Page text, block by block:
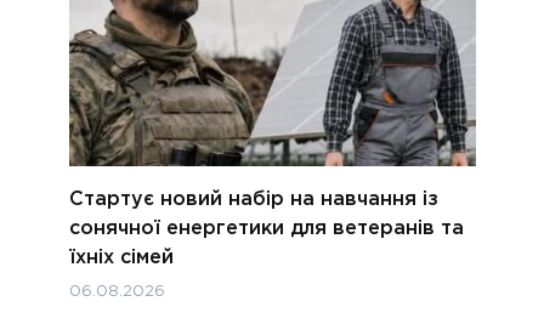
Стартує новий набір на навчання із
сонячної енергетики для ветеранів та
їхніх сімей
06.08.2026